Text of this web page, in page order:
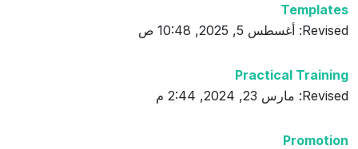
Templates
Revised: أغسطس 5, 2025, 10:48 ص
Practical Training
Revised: مارس 23, 2024, 2:44 م
Promotion